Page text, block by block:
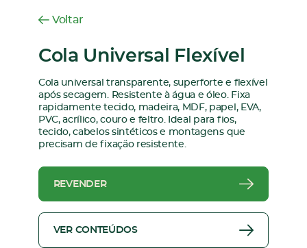
Voltar
Cola Universal Flexível
Cola universal transparente, superforte e flexível
após secagem. Resistente à água e óleo. Fixa
rapidamente tecido, madeira, MDF, papel, EVA,
PVC, acrílico, couro e feltro. Ideal para fios,
tecido, cabelos sintéticos e montagens que
precisam de fixação resistente.
REVENDER
VER CONTEÚDOS